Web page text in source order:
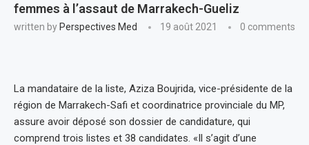
femmes à l’assaut de Marrakech-Gueliz
written by Perspectives Med 19 août 2021 0 comments
La mandataire de la liste, Aziza Boujrida, vice-présidente de la
région de Marrakech-Safi et coordinatrice provinciale du MP,
assure avoir déposé son dossier de candidature, qui
comprend trois listes et 38 candidates. «Il s’agit d’une